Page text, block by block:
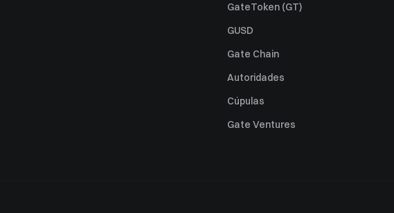
GateToken (GT)
GUSD
Gate Chain
Autoridades
Cúpulas
Gate Ventures